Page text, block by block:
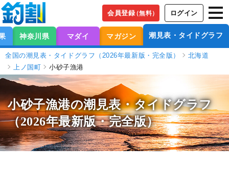
会員登録（無料） ログイン
神奈川県 マダイ マガジン 潮見表・タイドグラフ
全国の潮見表・タイドグラフ（2026年最新版・完全版）
北海道
上ノ国町
小砂子漁港
小砂子漁港の潮見表・タイドグラフ
（2026年最新版・完全版）